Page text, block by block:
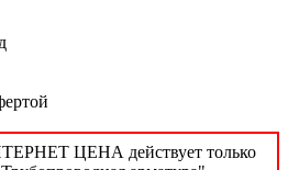
ЦЕНА действует только